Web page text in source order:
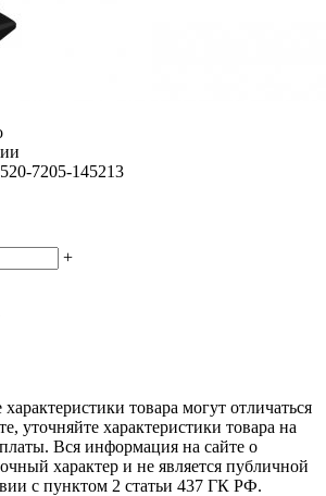
7205-145213
+
товара могут отличаться
уточняйте характеристики товара на
Вся информация на сайте о
характер и не является публичной
с пунктом 2 статьи 437 ГК РФ.